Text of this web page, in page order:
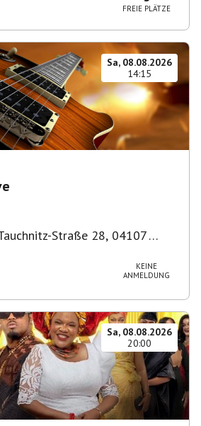
FREIE PLÄTZE
Sa, 08.08.2026
14:15
Straße 28, 04107
KEINE
ANMELDUNG
Sa, 08.08.2026
20:00